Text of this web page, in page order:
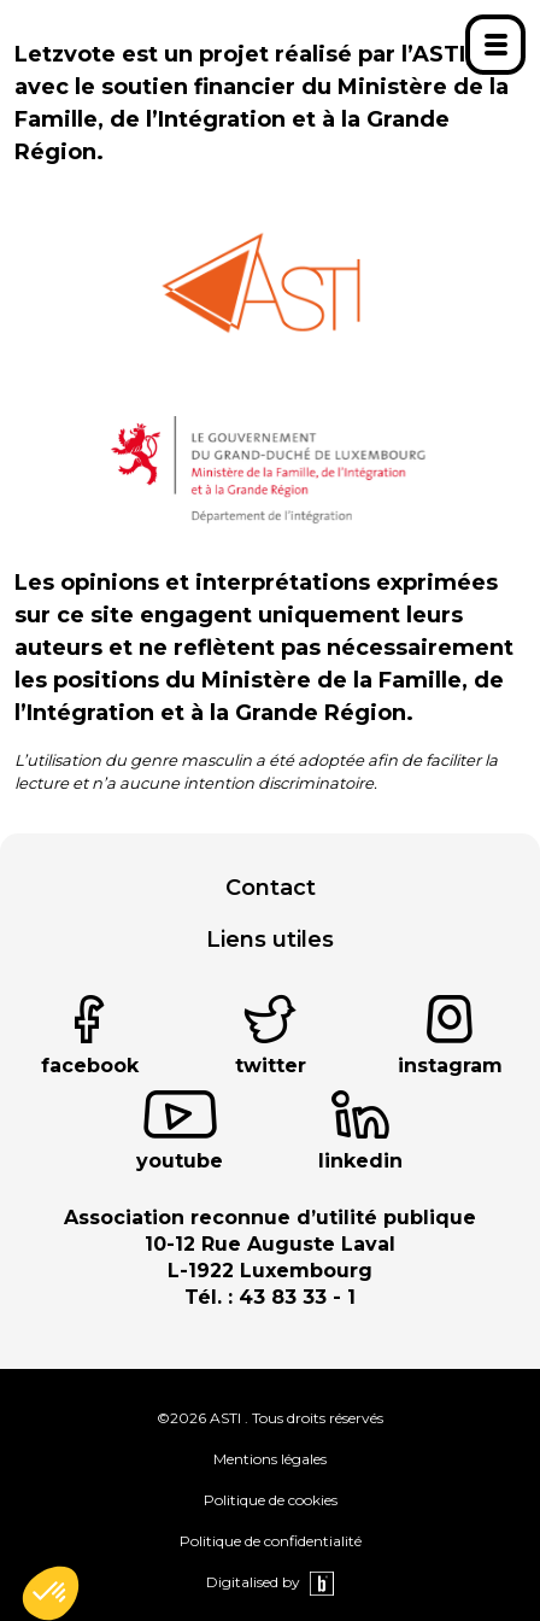
Letzvote est un projet réalisé par l’ASTI,
avec le soutien financier du Ministère de la
Famille, de l’Intégration et à la Grande
Région.
Les opinions et interprétations exprimées
sur ce site engagent uniquement leurs
auteurs et ne reflètent pas nécessairement
les positions du Ministère de la Famille, de
l’Intégration et à la Grande Région.
L’utilisation du genre masculin a été adoptée afin de faciliter la
lecture et n’a aucune intention discriminatoire.
Contact
Liens utiles
facebook twitter instagram
youtube linkedin
Association reconnue d’utilité publique
10-12 Rue Auguste Laval
L-1922 Luxembourg
Tél. : 43 83 33 - 1
©2026 ASTI . Tous droits réservés
Mentions légales
Politique de cookies
Politique de confidentialité
Digitalised by